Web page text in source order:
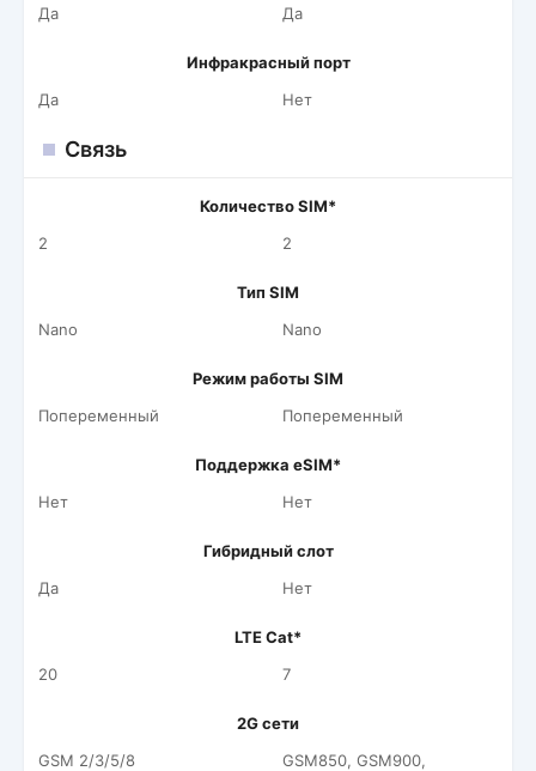
Да
Да
Инфракрасный порт
Да
Нет
Связь
Количество SIM*
2
2
Тип SIM
Nano
Nano
Режим работы SIM
Попеременный
Попеременный
Поддержка eSIM*
Нет
Нет
Гибридный слот
Да
Нет
LTE Cat*
20
7
2G сети
GSM 2/3/5/8
GSM850, GSM900,